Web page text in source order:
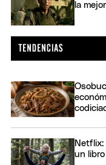
la
Netflix:
un